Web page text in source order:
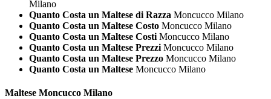
Milano
Quanto Costa un Maltese di Razza Moncucco Milano
Quanto Costa un Maltese Costo Moncucco Milano
Quanto Costa un Maltese Costi Moncucco Milano
Quanto Costa un Maltese Prezzi Moncucco Milano
Quanto Costa un Maltese Prezzo Moncucco Milano
Quanto Costa un Maltese Moncucco Milano
Maltese Moncucco Milano